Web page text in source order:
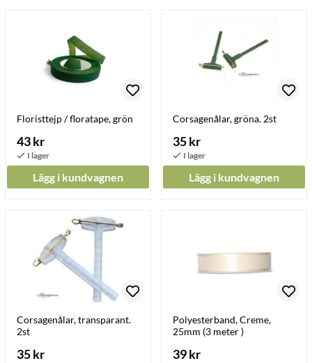
Floristtejp / floratape, grön
43 kr
Lägg i kundvagnen
Corsagenålar, gröna. 2st
35 kr
Lägg i kundvagnen
Corsagenålar, transparant.
2st
35 kr
Polyesterband, Creme,
25mm (3 meter )
39 kr